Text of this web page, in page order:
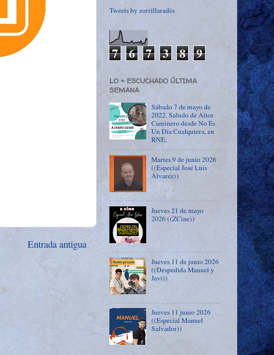
Entrada antigua
Tweets by zorrillaradio
7 6 7 3 8 9
LO + ESCUCHADO ÚLTIMA
SEMANA
Sábado 7 de mayo de
2022. Saludo de Aitor
Caminero desde No Es
Un Día Cualquiera, en
RNE.
Martes 9 de junio 2026
((Especial José Luís
Álvarez))
Jueves 21 de mayo
2026 ((ZCine))
Jueves 11 de junio 2026
((Despedida Manuel y
Javi))
Jueves 11 junio 2026
((Especial Manuel
Salvador))